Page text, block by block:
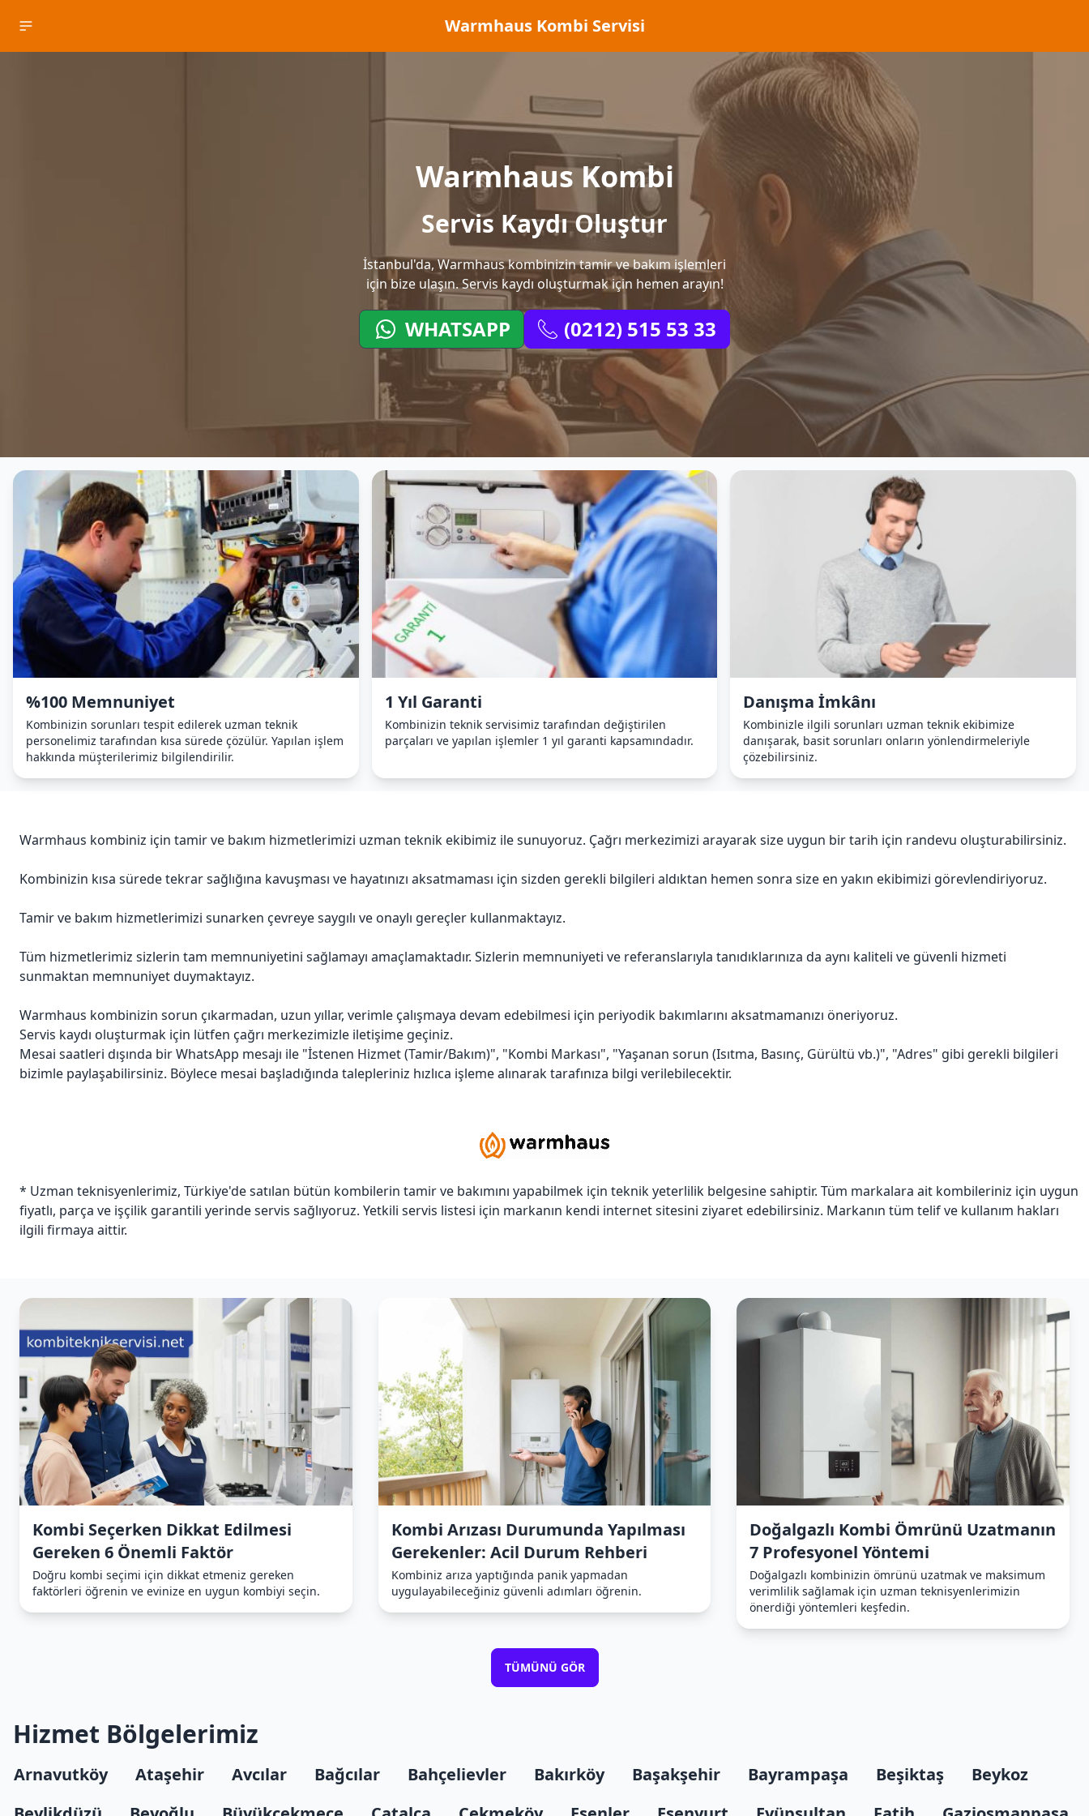
Warmhaus Kombi Servisi
Warmhaus Kombi
Servis Kaydı Oluştur
İstanbul'da, Warmhaus kombinizin tamir ve bakım işlemleri
için bize ulaşın. Servis kaydı oluşturmak için hemen arayın!
WHATSAPP (0212) 515 53 33
%100 Memnuniyet
Kombinizin sorunları tespit edilerek uzman teknik
personelimiz tarafından kısa sürede çözülür. Yapılan işlem
hakkında müşterilerimiz bilgilendirilir.
1 Yıl Garanti
Kombinizin teknik servisimiz tarafından değiştirilen
parçaları ve yapılan işlemler 1 yıl garanti kapsamındadır.
Danışma İmkânı
Kombinizle ilgili sorunları uzman teknik ekibimize
danışarak, basit sorunları onların yönlendirmeleriyle
çözebilirsiniz.
Warmhaus kombiniz için tamir ve bakım hizmetlerimizi uzman teknik ekibimiz ile sunuyoruz. Çağrı merkezimizi arayarak size uygun bir tarih için randevu oluşturabilirsiniz.
Kombinizin kısa sürede tekrar sağlığına kavuşması ve hayatınızı aksatmaması için sizden gerekli bilgileri aldıktan hemen sonra size en yakın ekibimizi görevlendiriyoruz.
Tamir ve bakım hizmetlerimizi sunarken çevreye saygılı ve onaylı gereçler kullanmaktayız.
Tüm hizmetlerimiz sizlerin tam memnuniyetini sağlamayı amaçlamaktadır. Sizlerin memnuniyeti ve referanslarıyla tanıdıklarınıza da aynı kaliteli ve güvenli hizmeti
sunmaktan memnuniyet duymaktayız.
Warmhaus kombinizin sorun çıkarmadan, uzun yıllar, verimle çalışmaya devam edebilmesi için periyodik bakımlarını aksatmamanızı öneriyoruz.
Servis kaydı oluşturmak için lütfen çağrı merkezimizle iletişime geçiniz.
Mesai saatleri dışında bir WhatsApp mesajı ile "İstenen Hizmet (Tamir/Bakım)", "Kombi Markası", "Yaşanan sorun (Isıtma, Basınç, Gürültü vb.)", "Adres" gibi gerekli bilgileri
bizimle paylaşabilirsiniz. Böylece mesai başladığında talepleriniz hızlıca işleme alınarak tarafınıza bilgi verilebilecektir.
* Uzman teknisyenlerimiz, Türkiye'de satılan bütün kombilerin tamir ve bakımını yapabilmek için teknik yeterlilik belgesine sahiptir. Tüm markalara ait kombileriniz için uygun
fiyatlı, parça ve işçilik garantili yerinde servis sağlıyoruz. Yetkili servis listesi için markanın kendi internet sitesini ziyaret edebilirsiniz. Markanın tüm telif ve kullanım hakları
ilgili firmaya aittir.
Kombi Seçerken Dikkat Edilmesi
Gereken 6 Önemli Faktör
Doğru kombi seçimi için dikkat etmeniz gereken
faktörleri öğrenin ve evinize en uygun kombiyi seçin.
Kombi Arızası Durumunda Yapılması
Gerekenler: Acil Durum Rehberi
Kombiniz arıza yaptığında panik yapmadan
uygulayabileceğiniz güvenli adımları öğrenin.
Doğalgazlı Kombi Ömrünü Uzatmanın
7 Profesyonel Yöntemi
Doğalgazlı kombinizin ömrünü uzatmak ve maksimum
verimlilik sağlamak için uzman teknisyenlerimizin
önerdiği yöntemleri keşfedin.
TÜMÜNÜ GÖR
Hizmet Bölgelerimiz
Arnavutköy Ataşehir Avcılar Bağcılar Bahçelievler Bakırköy Başakşehir Bayrampaşa Beşiktaş
Beykoz